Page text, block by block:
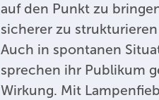
auf den Punkt zu
sicherer zu
Auch in spontanen
sprechen ihr Publikum
Wirkung. Mit